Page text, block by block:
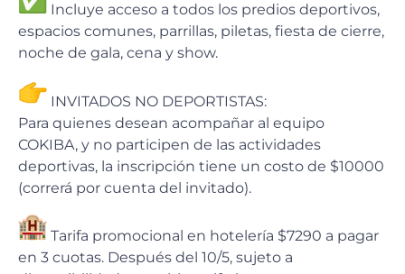
Incluye acceso a todos los predios deportivos,
espacios comunes, parrillas, piletas, fiesta de cierre,
noche de gala, cena y show.
INVITADOS NO DEPORTISTAS:
Para quienes desean acompañar al equipo
COKIBA, y no participen de las actividades
deportivas, la inscripción tiene un costo de $10000
(correrá por cuenta del invitado).
Tarifa promocional en hotelería $7290 a pagar
en 3 cuotas. Después del 10/5, sujeto a